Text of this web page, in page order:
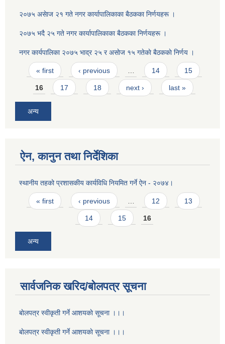
२०७५ असेाज २१ गते नगर कार्यापालिकाका बैठकका निर्णयहरू ।
२०७५ भदै २५ गते नगर कार्यापालिकाका बैठकका निर्णयहरू ।
नगर कार्यपालिका २०७५ भाद्र २५ र असाेज १५ गतेकाे बैठककाे निर्णय ।
Pages
« first ‹ previous … 14 15
16 17 18 next › last »
अन्य
ऐन, कानुन तथा निर्देशिका
स्थानीय तहको प्रशासकीय कार्यविधि नियमित गर्ने ऐन - २०७४।
Pages
« first ‹ previous 12 13
14 15 16
अन्य
सार्वजनिक खरिद/बोलपत्र सूचना
बाेलपत्र स्वीकृती गर्ने आशयकाे सूचना ।।।
बाेलपत्र स्वीकृती गर्ने आशयकाे सूचना ।।।